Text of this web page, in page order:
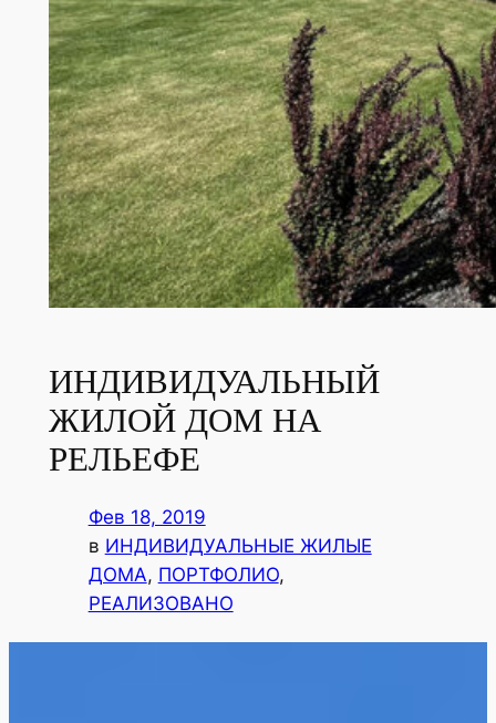
ИНДИВИДУАЛЬНЫЙ
ЖИЛОЙ ДОМ НА
РЕЛЬЕФЕ
Фев 18, 2019
в ИНДИВИДУАЛЬНЫЕ ЖИЛЫЕ
ДОМА, ПОРТФОЛИО
РЕАЛИЗОВАНО